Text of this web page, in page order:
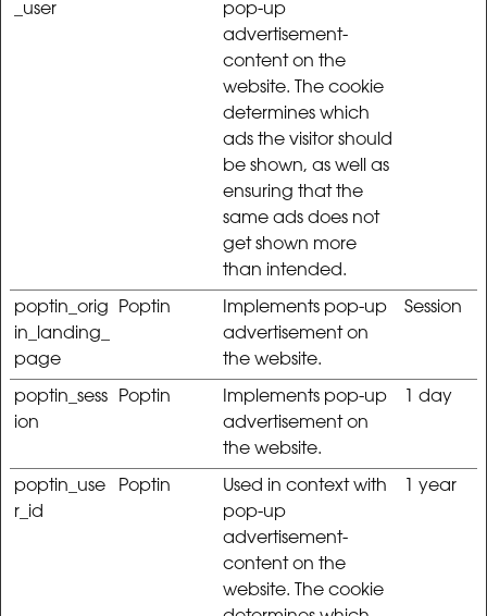
_user
pop-up
advertisement-
content on the
website. The cookie
determines which
ads the visitor should
be shown, as well as
ensuring that the
same ads does not
get shown more
than intended.
poptin_orig
in_landing_
page
Poptin
Implements pop-up
advertisement on
the website.
Session
poptin_sess
ion
Poptin
Implements pop-up
advertisement on
the website.
1 day
poptin_use
r_id
Poptin
Used in context with
pop-up
advertisement-
content on the
website. The cookie
1 year